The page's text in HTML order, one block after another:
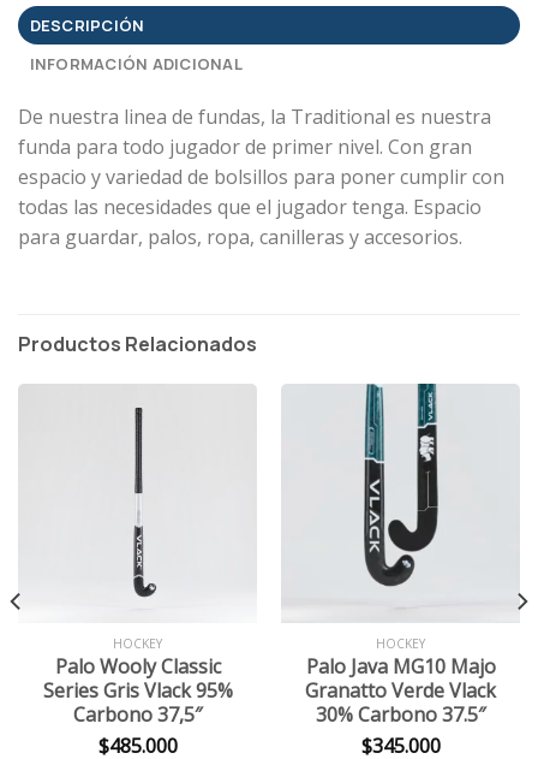
DESCRIPCIÓN
INFORMACIÓN ADICIONAL
De nuestra linea de fundas, la Traditional es nuestra
funda para todo jugador de primer nivel. Con gran
espacio y variedad de bolsillos para poner cumplir con
todas las necesidades que el jugador tenga. Espacio
para guardar, palos, ropa, canilleras y accesorios.
Productos Relacionados
HOCKEY
Palo Wooly Classic
Series Gris Vlack 95%
Carbono 37,5″
$485.000
HOCKEY
Palo Java MG10 Majo
Granatto Verde Vlack
30% Carbono 37.5″
$345.000